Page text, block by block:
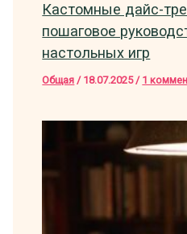
Кастомные дайс-
пошаговое
настольных игр
Общая / 18.07.2025/ 1